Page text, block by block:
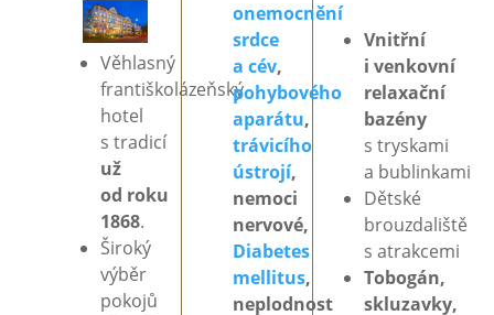
Věhlasný
františkolázeňský
hotel
s tradicí
už
od roku
1868.
Široký
výběr
pokojů
onemocnění
srdce
a cév,
pohybového
aparátu,
trávicího
ústrojí,
nemoci
nervové,
Diabetes
mellitus,
neplodnost
Vnitřní
i venkovní
relaxační
bazény
s tryskami
a bublinkami
Dětské
brouzdaliště
s atrakcemi
Tobogán,
skluzavky,